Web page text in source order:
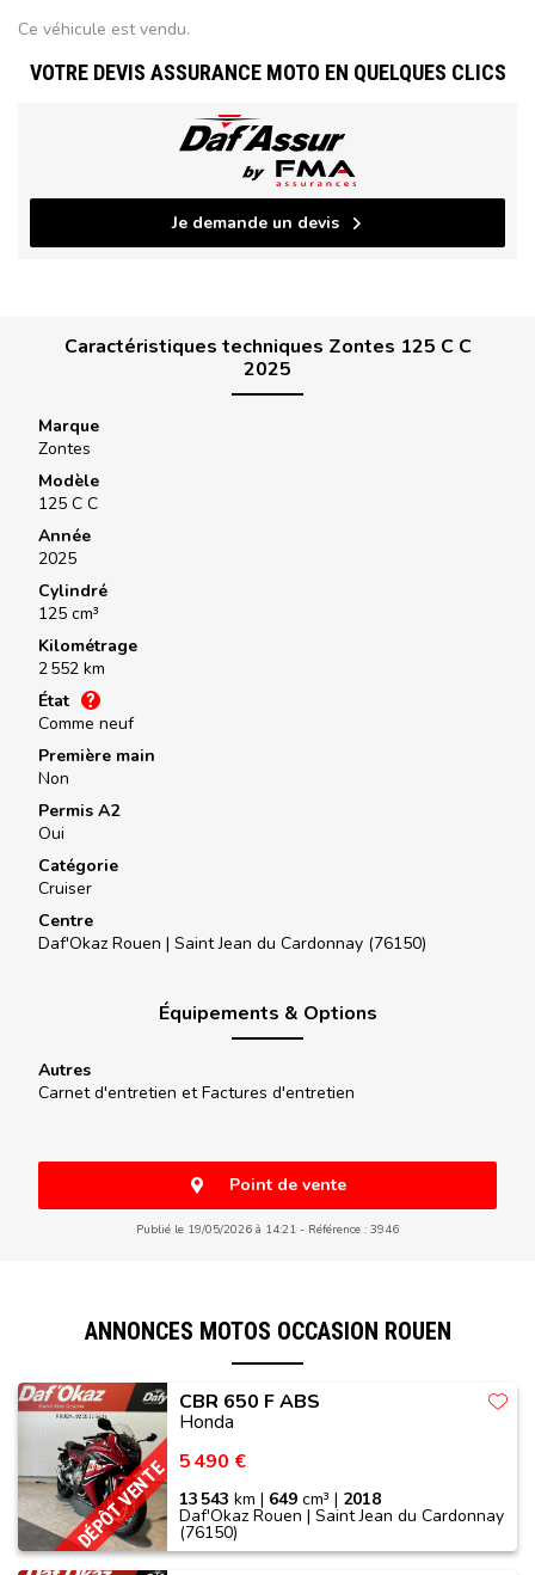
Ce véhicule est vendu.
VOTRE DEVIS ASSURANCE MOTO EN QUELQUES CLICS
Je demande un devis
Caractéristiques techniques Zontes 125 C C
2025
Marque
Zontes
Modèle
125 C C
Année
2025
Cylindré
125 cm³
Kilométrage
2 552 km
État
Comme neuf
Première main
Non
Permis A2
Oui
Catégorie
Cruiser
Centre
Daf'Okaz Rouen | Saint Jean du Cardonnay (76150)
Équipements & Options
Autres
Carnet d'entretien et Factures d'entretien
Point de vente
Publié le 19/05/2026 à 14:21 Référence : 3946
ANNONCES MOTOS OCCASION ROUEN
DÉPÔT VENTE
CBR 650 F ABS
Honda
5 490 €
13 543 km | 649 cm³ | 2018
Daf'Okaz Rouen | Saint Jean du Cardonnay
(76150)